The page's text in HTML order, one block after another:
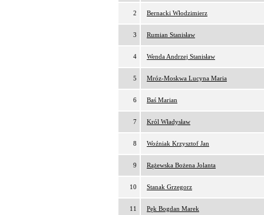
2 Bernacki Włodzimierz
3 Rumian Stanisław
4 Wenda Andrzej Stanisław
5 Mróz-Moskwa Lucyna Maria
6 Baś Marian
7 Król Władysław
8 Woźniak Krzysztof Jan
9 Rążewska Bożena Jolanta
10 Stanak Grzegorz
11 Pęk Bogdan Marek